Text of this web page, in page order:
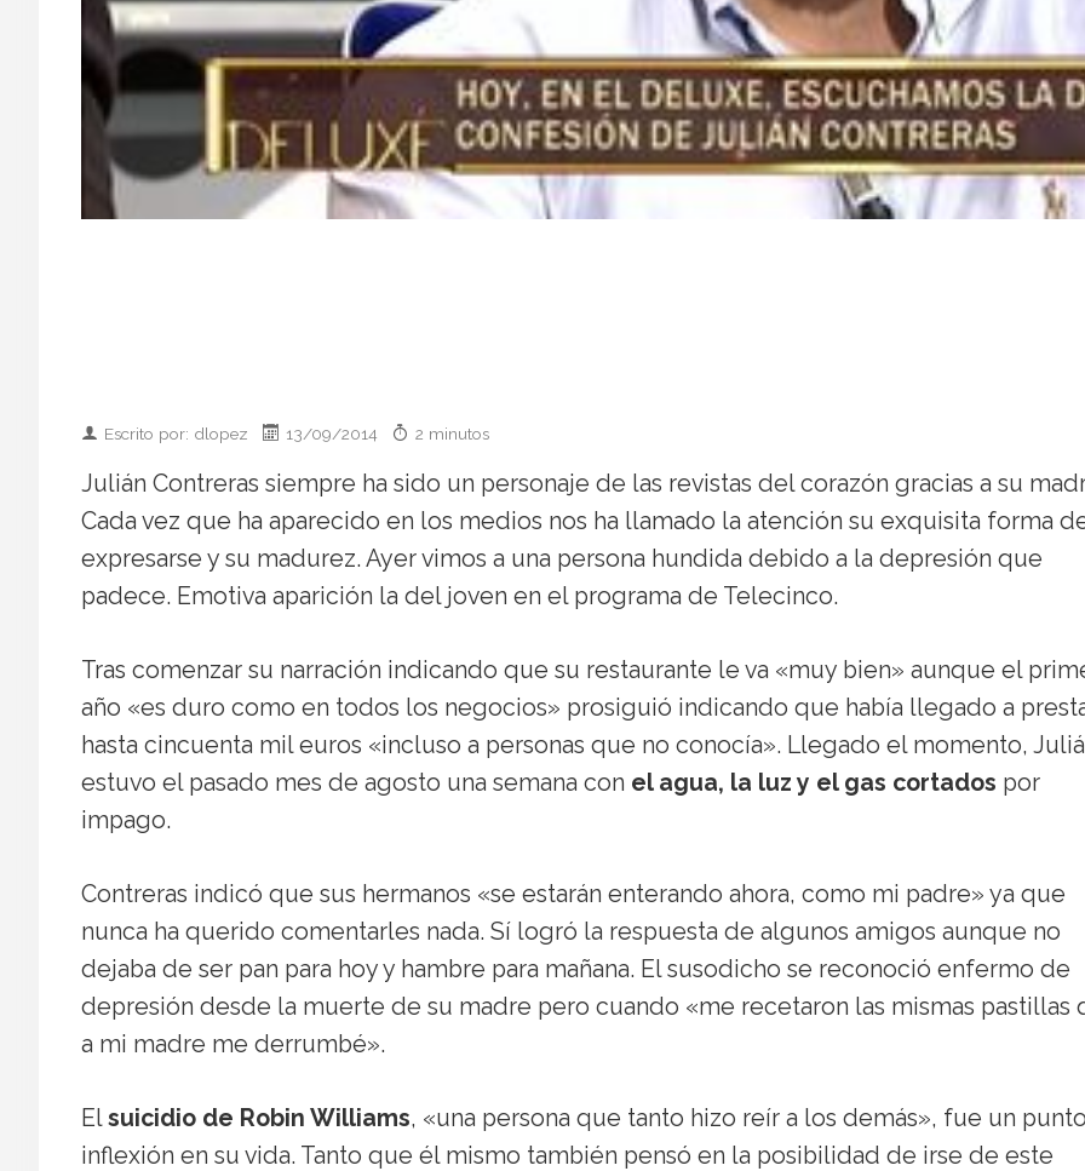
Escrito por: dlopez 13/09/2014 2 minutos
Julián Contreras siempre ha sido un personaje de las revistas del corazón gracias a su
Cada vez que ha aparecido en los medios nos ha llamado la atención su exquisita forma
expresarse y su madurez. Ayer vimos a una persona hundida debido a la depresión que
padece. Emotiva aparición la del joven en el programa de Telecinco.
Tras comenzar su narración indicando que su restaurante le va «muy bien» aunque el
año «es duro como en todos los negocios» prosiguió indicando que había llegado a
hasta cincuenta mil euros «incluso a personas que no conocía». Llegado el momento,
estuvo el pasado mes de agosto una semana con el agua, la luz y el gas cortados por
impago.
Contreras indicó que sus hermanos «se estarán enterando ahora, como mi padre» ya que
nunca ha querido comentarles nada. Sí logró la respuesta de algunos amigos aunque no
dejaba de ser pan para hoy y hambre para mañana. El susodicho se reconoció enfermo de
depresión desde la muerte de su madre pero cuando «me recetaron las mismas pastillas
a mi madre me derrumbé».
Elsuicidio de Robin Williams, «una persona que tanto hizo reír a los demás», fue un
inflexión en su vida. Tanto que él mismo también pensó en la posibilidad de irse de este